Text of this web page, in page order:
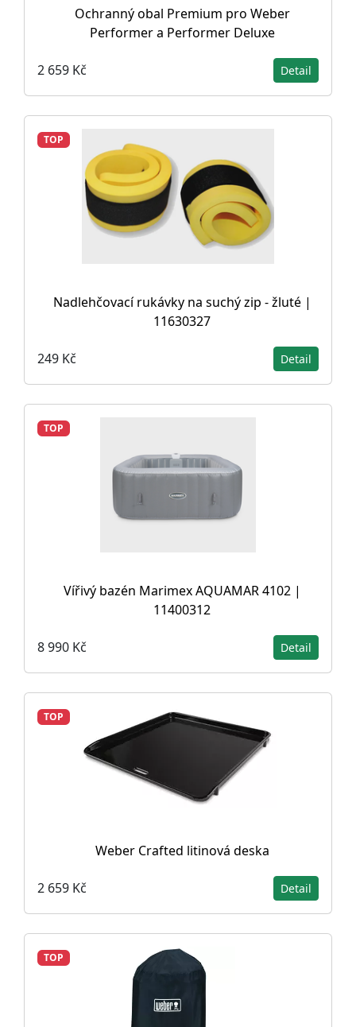
Ochranný obal Premium pro Weber
Performer a Performer Deluxe
2 659 Kč Detail
TOP
Nadlehčovací rukávky na suchý zip - žluté |
11630327
249 Kč Detail
TOP
Vířivý bazén Marimex AQUAMAR 4102 |
11400312
8 990 Kč Detail
TOP
Weber Crafted litinová deska
2 659 Kč Detail
TOP